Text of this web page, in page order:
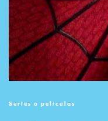
Series o películas